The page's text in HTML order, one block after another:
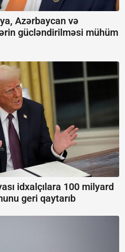
Azərbaycan və
gücləndirilməsi mühüm
idxalçılara 100 milyard
geri qaytarıb